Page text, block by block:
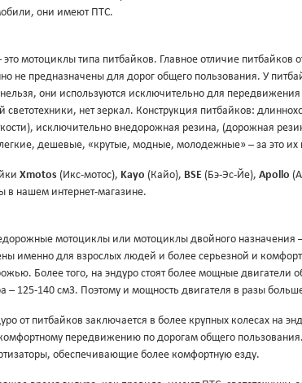
они имеют ПТС.
мотоциклы типа питбайков. Главное отличие питбайков
не предназначены для дорог общего пользования. У
они используются исключительно для передвижения
нет зеркал. Конструкция питбайков:
исключительно внедорожная резина, (дорожная
дешевые, «крутые, модные, молодежные» – за это
Xmotos (Икс-мотос), Kayo (Кайо), BSE (Бэ-Эс-Йе), Apollo
в нашем интернет-магазине.
мотоциклы или мотоциклы двойного назначения
именно для взрослых людей и более серьезной и
Более того, на эндуро стоят более мощные двигатели
– 125-140 см3. Поэтому и мощность двигателя в разы
от питбайков заключается в более крупных колесах на
передвижению по дорогам общего
обеспечивающие более комфортную езду.